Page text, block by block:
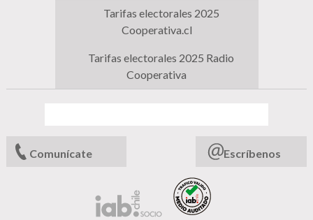
Tarifas electorales 2025
Cooperativa.cl
Tarifas electorales 2025 Radio
Cooperativa
Comunícate Escríbenos